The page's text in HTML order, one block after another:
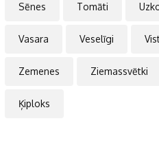
Sēnes Tomāti
Vasara Veselīgi
Zemenes Ziemassvētki
Ķiploks